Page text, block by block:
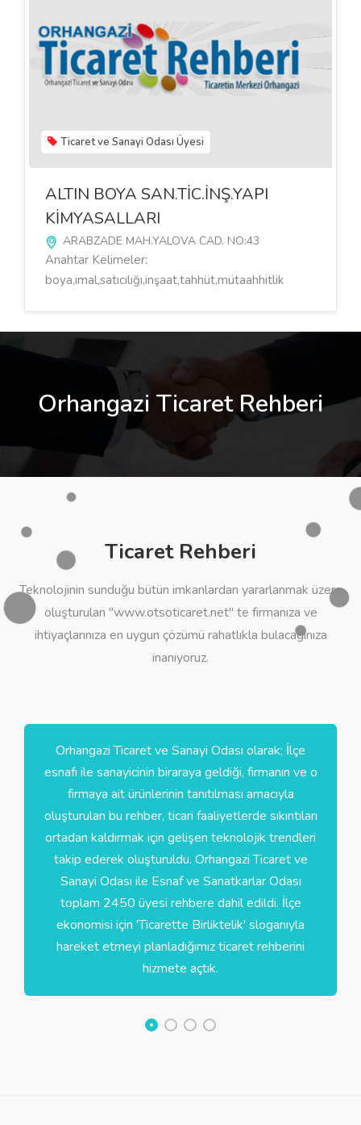
Ticaret ve Sanayi Odası Üyesi
ALTIN BOYA SAN.TİC.İNŞ.YAPI
KİMYASALLARI
ARABZADE MAH.YALOVA CAD. NO:43
Anahtar Kelimeler:
boya,imal,satıcılığı,inşaat,tahhüt,mütaahhitlik
Orhangazi Ticaret Rehberi
Ticaret Rehberi
Teknolojinin sunduğu bütün imkanlardan yararlanmak üzere
oluşturulan "www.otsoticaret.net" te firmanıza ve
ihtiyaçlarınıza en uygun çözümü rahatlıkla bulacağınıza
inanıyoruz.
Orhangazi Ticaret ve Sanayi Odası olarak; İlçe
esnafı ile sanayicinin biraraya geldiği, firmanın ve o
firmaya ait ürünlerinin tanıtılması amacıyla
oluşturulan bu rehber, ticari faaliyetlerde sıkıntıları
ortadan kaldırmak için gelişen teknolojik trendleri
takip ederek oluşturuldu. Orhangazi Ticaret ve
Sanayi Odası ile Esnaf ve Sanatkarlar Odası
toplam 2450 üyesi rehbere dahil edildi. İlçe
ekonomisi için 'Ticarette Birliktelik' sloganıyla
hareket etmeyi planladığımız ticaret rehberini
hizmete açtık.